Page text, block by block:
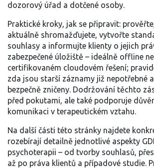
dozorový úřad a dotčené osoby.
Praktické kroky, jak se připravit:
aktuálně shromažďujete, vytvořte
souhlasy a informujte klienty o jejich
zabezpečené úložiště – ideálně offline
certifikovaném cloudovém řešení;
zda jsou starší záznamy již nepotřebné
bezpečně zničeny. Dodržování těchto
před pokutami, ale také podporuje
komunikaci v terapeutickém vztahu.
Na další části této stránky najdete
rozebírají detailně jednotlivé aspekty
psychoterapii – od tvorby souhlasů,
až po práva klientů a případové studie.